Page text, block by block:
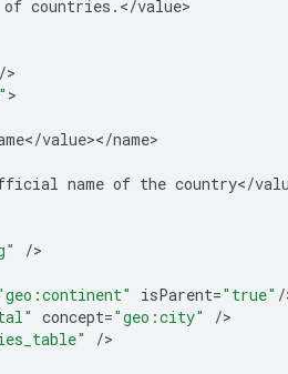
of countries . </value
/
</value></name
name of the country</
/
isParent="true" /
concept="geo:city" /
/>